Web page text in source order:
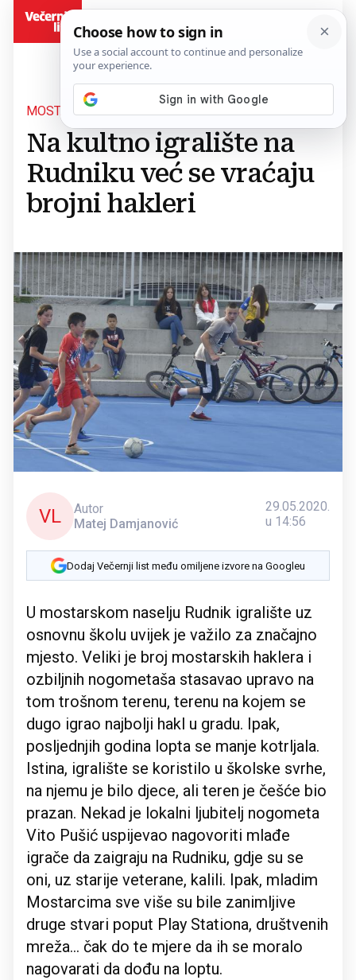
MOSTAR
Na kultno igralište na
Rudniku već se vraćaju
brojni hakleri
VL
Autor
Matej Damjanović
29.05.2020.
u 14:56
Dodaj Večernji list među omiljene izvore na Googleu
U mostarskom naselju Rudnik igralište uz
osnovnu školu uvijek je važilo za značajno
mjesto. Veliki je broj mostarskih haklera i
ozbiljnih nogometaša stasavao upravo na
tom trošnom terenu, terenu na kojem se
dugo igrao najbolji hakl u gradu. Ipak,
posljednjih godina lopta se manje kotrljala.
Istina, igralište se koristilo u školske svrhe,
na njemu je bilo djece, ali teren je češće bio
prazan. Nekad je lokalni ljubitelj nogometa
Vito Pušić uspijevao nagovoriti mlađe
igrače da zaigraju na Rudniku, gdje su se
oni, uz starije veterane, kalili. Ipak, mladim
Mostarcima sve više su bile zanimljive
druge stvari poput Play Stationa, društvenih
mreža... čak do te mjere da ih se moralo
nagovarati da dođu na loptu.